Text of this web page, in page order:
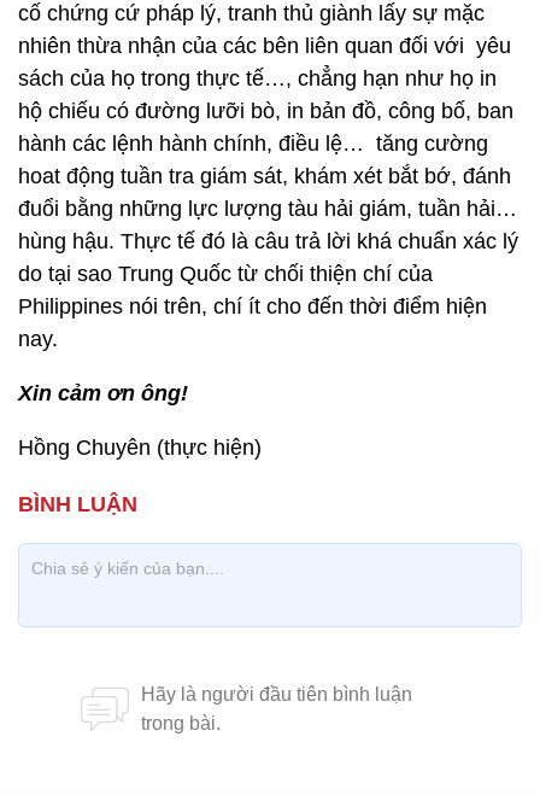
cố chứng cứ pháp lý, tranh thủ giành lấy sự mặc
nhiên thừa nhận của các bên liên quan đối với yêu
sách của họ trong thực tế…, chẳng hạn như họ in
hộ chiếu có đường lưỡi bò, in bản đồ, công bố, ban
hành các lệnh hành chính, điều lệ… tăng cường
hoat động tuần tra giám sát, khám xét bắt bớ, đánh
đuổi bằng những lực lượng tàu hải giám, tuần hải…
hùng hậu. Thực tế đó là câu trả lời khá chuẩn xác lý
do tại sao Trung Quốc từ chối thiện chí của
Philippines nói trên, chí ít cho đến thời điểm hiện
nay.
Xin cảm ơn ông!
Hồng Chuyên (thực hiện)